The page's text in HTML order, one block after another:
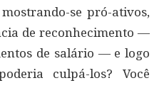
se pró-ativos,
de reconhecimento —
de salário — e logo
culpá-los? Você